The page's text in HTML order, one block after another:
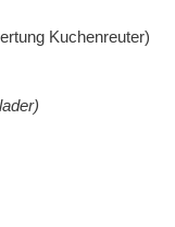
Kuchenreuter)